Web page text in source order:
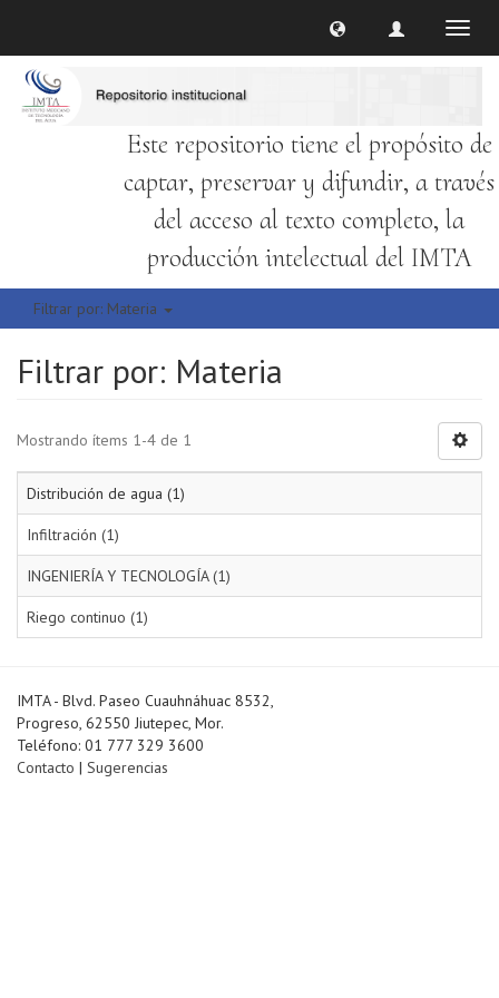
Este repositorio tiene el propósito de
captar, preservar y difundir, a través
del acceso al texto completo, la
producción intelectual del IMTA
Filtrar por: Materia
Filtrar por: Materia
Mostrando ítems 1-4 de 1
Distribución de agua (1)
Infiltración (1)
INGENIERÍA Y TECNOLOGÍA (1)
Riego continuo (1)
IMTA - Blvd. Paseo Cuauhnáhuac 8532,
Progreso, 62550 Jiutepec, Mor.
Teléfono: 01 777 329 3600
Contacto | Sugerencias